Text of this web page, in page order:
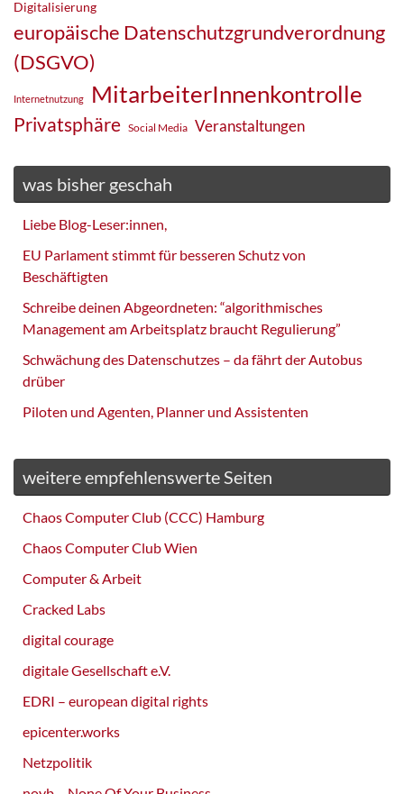
Digitalisierung
europäische Datenschutzgrundverordnung
(DSGVO)
Internetnutzung MitarbeiterInnenkontrolle
Privatsphäre Social Media Veranstaltungen
was bisher geschah
Liebe Blog-Leser:innen,
EU Parlament stimmt für besseren Schutz von
Beschäftigten
Schreibe deinen Abgeordneten: “algorithmisches
Management am Arbeitsplatz braucht Regulierung”
Schwächung des Datenschutzes – da fährt der Autobus
drüber
Piloten und Agenten, Planner und Assistenten
weitere empfehlenswerte Seiten
Chaos Computer Club (CCC) Hamburg
Chaos Computer Club Wien
Computer & Arbeit
Cracked Labs
digital courage
digitale Gesellschaft e.V.
EDRI – european digital rights
epicenter.works
Netzpolitik